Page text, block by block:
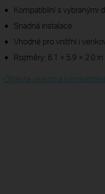
Kompatibilní s vybranými
Snadná instalace
Vhodné pro vnitřní i
Rozměry: 6.1 × 5.9 × 2.0
Objevte všechna